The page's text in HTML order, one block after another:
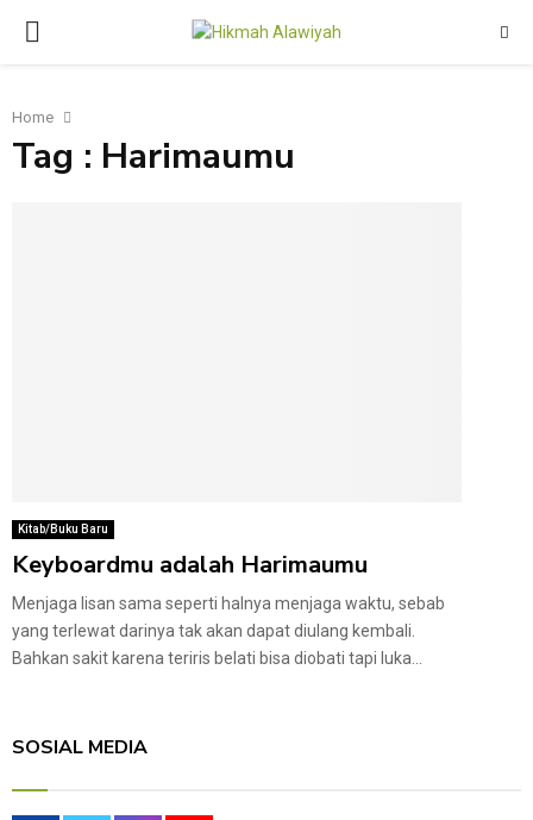
PRIMARY
Home
Tag : Harimaumu
Kitab/Buku Baru
Keyboardmu adalah Harimaumu
Menjaga lisan sama seperti halnya menjaga waktu, sebab
yang terlewat darinya tak akan dapat diulang kembali.
Bahkan sakit karena teriris belati bisa diobati tapi luka...
SOSIAL MEDIA